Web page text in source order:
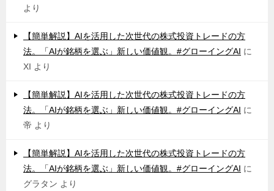
より
【簡単解説】AIを活用した次世代の株式投資トレードの方
法。「AIが銘柄を選ぶ」新しい価値観。#グローイングAI に
XI より
【簡単解説】AIを活用した次世代の株式投資トレードの方
法。「AIが銘柄を選ぶ」新しい価値観。#グローイングAI に
帝 より
【簡単解説】AIを活用した次世代の株式投資トレードの方
法。「AIが銘柄を選ぶ」新しい価値観。#グローイングAI に
グラタン より